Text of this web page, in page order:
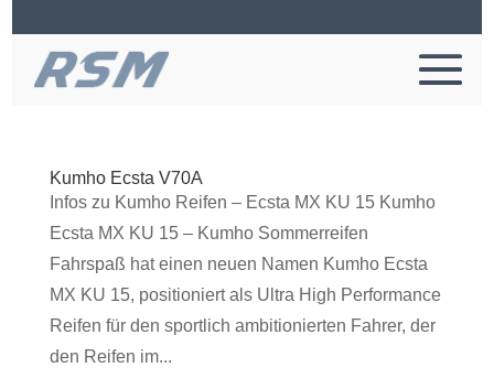
Kumho Ecsta V70A
Infos zu Kumho Reifen – Ecsta MX KU 15 Kumho
Ecsta MX KU 15 – Kumho Sommerreifen
Fahrspaß hat einen neuen Namen Kumho Ecsta
MX KU 15, positioniert als Ultra High Performance
Reifen für den sportlich ambitionierten Fahrer, der
den Reifen im...